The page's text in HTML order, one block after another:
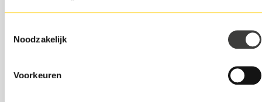
Noodzakelijk
Voorkeuren
waarschijnlijkheid volledig herstellen. Onze ontwikkeling,
verzorging en de basis voor de doordenderende digitale
transformatie zullen dus op volle kracht door kunnen
Helaas zullen de horeca, vervoer en opslag en overige